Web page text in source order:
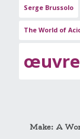
Serge Brussolo
The World of
œuvre
Make: A